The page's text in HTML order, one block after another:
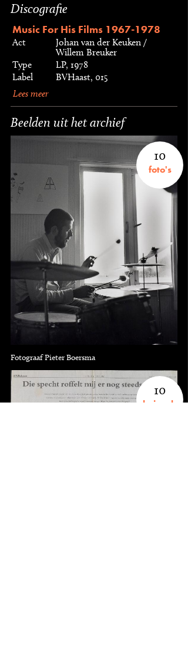
Discografie
Music For His Films 1967-1978
Act
Johan van der Keuken /
Willem Breuker
Type
LP, 1978
Label
BVHaast, 015
Lees meer
Beelden uit het archief
10
foto's
Fotograaf Pieter Boersma
10
knipsels